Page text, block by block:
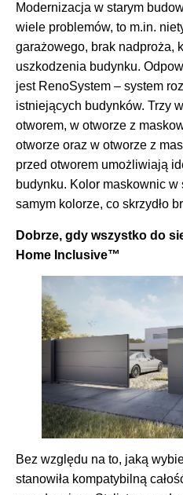
Modernizacja w starym
wiele problemów, to m.in.
garażowego, brak nadproża,
uszkodzenia budynku.
jest RenoSystem – system
istniejących budynków. Trzy
otworem, w otworze z
otworze oraz w otworze z
przed otworem umożliwiają
budynku. Kolor maskownic
samym kolorze, co skrzydło
Dobrze, gdy wszystko do
Home Inclusive™
Bez względu na to, jaką
stanowiła kompatybilną